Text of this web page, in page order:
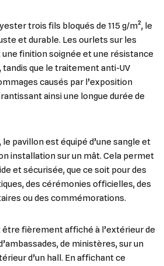
trois fils bloqués de 115 g/m², le
et durable. Les ourlets sur les
finition soignée et une résistance
tandis que le traitement anti-UV
causés par l’exposition
ainsi une longue durée de
pavillon est équipé d’une sangle et
installation sur un mât. Cela permet
et sécurisée, que ce soit pour des
des cérémonies officielles, des
ou des commémorations.
être fièrement affiché à l’extérieur de
de ministères, sur un
d’un hall. En affichant ce